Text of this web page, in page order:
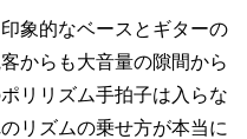
象的なベースとギターの
からも大音量の隙間から
リリズム手拍子は入らな
リズムの乗せ方が本当に